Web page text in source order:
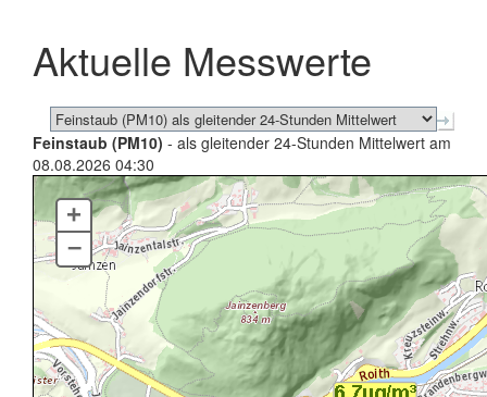
schließen
Aktuelle Messwerte
Feinstaub (PM10) - als gleitender 24-Stunden Mittelwert am
08.08.2026 04:30
+
–